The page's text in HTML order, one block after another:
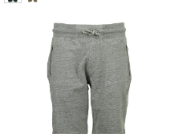
Superdry pas cher et Promos Superdry
Short Core Cargo Superdry pour
homme. Short cargo classique avec
braguette zippée et boutonnée, deux [...]